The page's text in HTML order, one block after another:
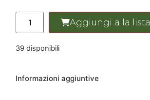
Aggiungi alla lista
39 disponibili
Informazioni aggiuntive